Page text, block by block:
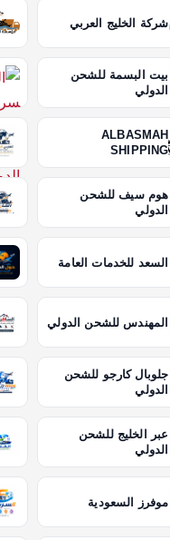
شركة الخليج العربي
بيت البسمة للشحن
الدولي
ALBASMAH
SHIPPING
هوم سيف للشحن
الدولي
السعد للخدمات العامة
المهندس للشحن الدولي
جلوبال كارجو للشحن
الدولي
عبر الخليج للشحن
الدولي
موفرز السعودية